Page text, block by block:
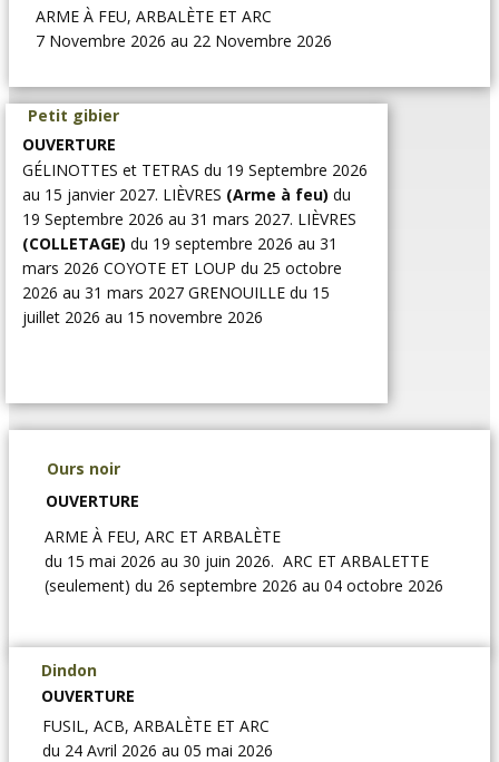
ARME À FEU, ARBALÈTE ET ARC
7 Novembre 2026 au 22 Novembre 2026
Petit gibier
OUVERTURE
GÉLINOTTES et TETRAS du 19 Septembre 2026
au 15 janvier 2027. LIÈVRES (Arme à feu) du
19 Septembre 2026 au 31 mars 2027. LIÈVRES
(COLLETAGE) du 19 septembre 2026 au 31
mars 2026 COYOTE ET LOUP du 25 octobre
2026 au 31 mars 2027 GRENOUILLE du 15
juillet 2026 au 15 novembre 2026
OUVERTURE
Ours noir
ARME À FEU, ARC ET ARBALÈTE
du 15 mai 2026 au 30 juin 2026. ARC ET ARBALETTE
(seulement) du 26 septembre 2026 au 04 octobre 2026
Dindon
OUVERTURE
FUSIL, ACB, ARBALÈTE ET ARC
du 24 Avril 2026 au 05 mai 2026